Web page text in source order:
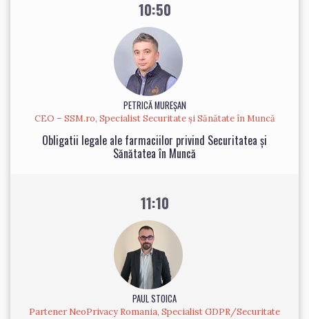
10:50
PETRICĂ MUREȘAN
CEO – SSM.ro, Specialist Securitate și Sănătate în Muncă
Obligatii legale ale farmaciilor privind Securitatea și
Sănătatea în Muncă
11:10
PAUL STOICA
Partener NeoPrivacy Romania, Specialist GDPR/Securitate